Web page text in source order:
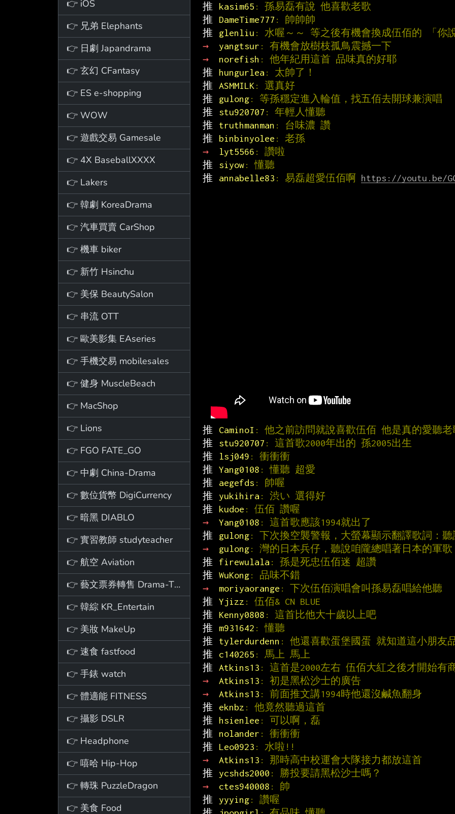
👉 iOS
👉 兄弟 Elephants
👉 日劇 Japandrama
👉 玄幻 CFantasy
👉 ES e-shopping
👉 WOW
👉 遊戲交易 Gamesale
👉 4X BaseballXXXX
👉 Lakers
👉 韓劇 KoreaDrama
👉 汽車買賣 CarShop
👉 機車 biker
👉 新竹 Hsinchu
👉 美保 BeautySalon
👉 串流 OTT
👉 歐美影集 EAseries
👉 手機交易 mobilesales
👉 健身 MuscleBeach
👉 MacShop
👉 Lions
👉 FGO FATE_GO
👉 中劇 China-Drama
👉 數位貨幣 DigiCurrency
👉 暗黑 DIABLO
👉 實習教師 studyteacher
👉 航空 Aviation
👉 藝文票券轉售 Drama-Ticket
👉 韓綜 KR_Entertain
👉 美妝 MakeUp
👉 速食 fastfood
👉 手錶 watch
👉 體適能 FITNESS
👉 攝影 DSLR
👉 Headphone
👉 嘻哈 Hip-Hop
👉 轉珠 PuzzleDragon
👉 美食 Food
推
kasim65 : 孫易磊有說 他喜歡老歌
推
DameTime777 : 帥帥帥
推
glenliu : 水喔～～ 等之後有機會換成伍佰的 「你
→
yangtsur : 有機會放樹枝孤鳥震撼一下
→
norefish : 他年紀用這首 品味真的好耶
推
hungurlea : 太帥了！
推 ASMMILK : 選真好
推
gulong: 等孫穩定進入輪值，找五佰去開球兼演唱
推
stu920707 : 年輕人懂聽
推
truthmanman : 台味濃 讚
推
binbinyolee : 老孫
→
lyt5566 : 讚啦
推
siyow: 懂聽
推
annabelle83 : 易磊超愛伍佰啊 https://youtu.be/
推 CaminoI : 他之前訪問就說喜歡伍佰 他是真的愛聽老
推
stu920707 : 這首歌2000年出的 孫2005出生
推
lsj049 : 衝衝衝
推 Yang0108 : 懂聽 超愛
推
aegefds : 帥喔
推
yukihira : 渋い 選得好
推
kudoe : 伍佰 讚喔
→
Yang0108 : 這首歌應該1994就出了
推
gulong: 下次換空襲警報，大螢幕顯示翻譯歌詞：聽
→
gulong: 灣的日本兵仔，聽說咱隴總唱著日本的軍歌
推
firewulala : 孫是死忠伍佰迷 超讚
推 WuKong: 品味不錯
→
moriyaorange : 下次伍佰演唱會叫孫易磊唱給他聽
推 Yjizz : 伍佰& CN BLUE
推
Kenny0808 : 這首比他大十歲以上吧
推
m931642 : 懂聽
推
tylerdurdenn : 他還喜歡蛋堡國蛋 就知道這小朋友
推
c140265 : 馬上 馬上
推 Atkins13 : 這首是2000左右 伍佰大紅之後才開始有
→
Atkins13 : 初是黑松沙士的廣告
→
Atkins13 : 前面推文講1994時他還沒鹹魚翻身
推
eknbz : 他竟然聽過這首
推
hsienlee : 可以啊，磊
推
nolander : 衝衝衝
推
Leo0923 : 水啦!!
→
Atkins13 : 那時高中校運會大隊接力都放這首
推
ycshds2000 : 勝投要請黑松沙士嗎？
→
ctes940008 : 帥
推
yyying: 讚喔